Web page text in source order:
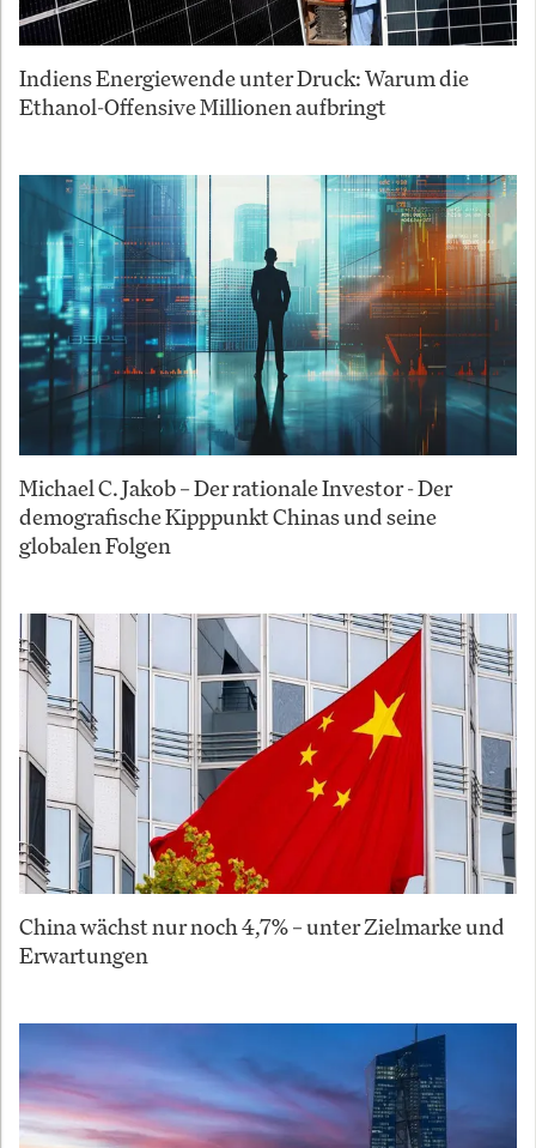
Indiens Energiewende unter Druck: Warum die
Ethanol-Offensive Millionen aufbringt
Michael C. Jakob – Der rationale Investor - Der
demografische Kipppunkt Chinas und seine
globalen Folgen
China wächst nur noch 4,7% – unter Zielmarke und
Erwartungen